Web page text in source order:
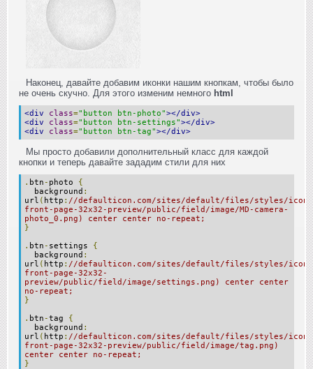
Наконец, давайте добавим иконки нашим кнопкам, чтобы было
не очень скучно. Для этого изменим немного html
<div class="button btn-photo"></div>
<div
class="button btn-settings"></div>
<div
class="button btn-tag"></div>
Мы просто добавили дополнительный класс для каждой
кнопки и теперь давайте зададим стили для них
. btn - photo {
background :
url ( http : //defaulticon.com/sites/default/files/styles/icon-
front-page-32x32-preview/public/field/image/MD-camera-
photo_0.png) center center no-repeat;
}
. btn - settings {
background :
url ( http : //defaulticon.com/sites/default/files/styles/icon-
front-page-32x32-
preview/public/field/image/settings.png) center center
no-repeat;
}
. btn -tag {
background :
url ( http : //defaulticon.com/sites/default/files/styles/icon-
front-page-32x32-preview/public/field/image/tag.png)
center center no-repeat;
}